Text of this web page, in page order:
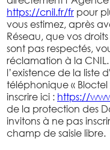
https://cnil.fr/fr pour
vous estimez, après
Réseau, que vos
sont pas respectés,
réclamation à la
l’existence de la liste
téléphonique « Bloctel
inscrire ici : https://
de la protection des
invitons à ne pas
champ de saisie libre.